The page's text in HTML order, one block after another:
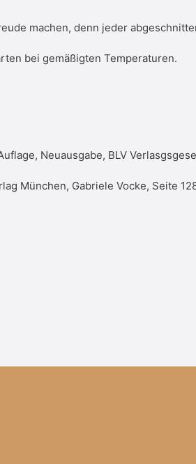
machen, denn jeder
bei gemäßigten Temperaturen.
Neuausgabe, BLV
München, Gabriele Vocke, Seite